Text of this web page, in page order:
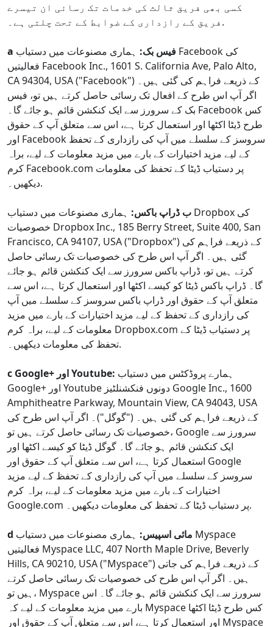
کسی بھی فریق ثالث کی خدمات تک رسائی ان تیسرے
فریق کے رازداری کے ضوابط کے تحت چلتی ہے۔.
a فیس بک: ہماری مصنوعات میں دستیاب Facebook کی
فعالیتیں Facebook Inc., 1601 S. California Ave, Palo Alto,
CA 94304, USA ("Facebook") کے ذریعے فراہم کی گئی ہیں۔
اگر آپ اس طرح کے افعال تک رسائی حاصل کرتے ہیں تو، فیس
بک کے سرورز سے ایک کنکشن قائم ہو جائے گا۔ Facebook کس
طرح ڈیٹا اکٹھا اور استعمال کرتا ہے، اس سے متعلق آپ کے حقوق
اور Facebook سروسز کے سلسلے میں آپ کی رازداری کے تحفظ
کے لیے مزید اختیارات کے بارے میں مزید معلومات کے لیے، براہ
کرم Facebook.com پر دستیاب ڈیٹا کے تحفظ کی معلومات
دیکھیں۔.
ب ڈراپ باکس: ہماری مصنوعات میں دستیاب Dropbox کی
خصوصیات Dropbox Inc., 185 Berry Street, Suite 400, San
Francisco, CA 94107, USA ("Dropbox") کے ذریعے فراہم کی
گئی ہیں۔ اگر آپ اس طرح کی خصوصیات تک رسائی حاصل
کرتے ہیں تو، ڈراپ باکس سرورز سے ایک کنکشن قائم ہو جائے
گا۔ ڈراپ باکس ڈیٹا کو کیسے اکٹھا اور استعمال کرتا ہے، اس سے
متعلق آپ کے حقوق اور ڈراپ باکس سروسز کے سلسلے میں آپ
کی رازداری کے تحفظ کے لیے مزید اختیارات کے بارے میں مزید
معلومات کے لیے، براہ کرم Dropbox.com پر دستیاب ڈیٹا کے
تحفظ کی معلومات دیکھیں۔.
c Google+ اور Youtube: ہمارے پروڈکٹس میں دستیاب
Google+ اور Youtube دونوں فنکشنلٹیز Google Inc., 1600
Amphitheatre Parkway, Mountain View, CA 94043, USA
کے ذریعے فراہم کی گئی ہیں۔ ("گوگل")۔ اگر آپ اس طرح کی
خصوصیات تک رسائی حاصل کرتے ہیں تو، Google سرورز سے
ایک کنکشن قائم ہو جائے گا۔ گوگل ڈیٹا کو کیسے اکٹھا اور
استعمال کرتا ہے، اس سے متعلق آپ کے حقوق اور Google
سروسز کے سلسلے میں آپ کی رازداری کے تحفظ کے لیے مزید
اختیارات کے بارے میں مزید معلومات کے لیے، براہ کرم
Google.com پر دستیاب ڈیٹا کے تحفظ کی معلومات دیکھیں۔.
d مائی اسپیس: ہماری مصنوعات میں دستیاب Myspace
فعالیتیں Myspace LLC, 407 North Maple Drive, Beverly
Hills, CA 90210, USA ("Myspace") کے ذریعے فراہم کی جاتی
ہیں۔ اگر آپ اس طرح کی خصوصیات تک رسائی حاصل کرتے
ہیں تو، Myspace سرورز سے ایک کنکشن قائم ہو جائے گا۔ اس
بارے میں مزید معلومات کے لیے کہ Myspace کس طرح ڈیٹا اکٹھا
اور استعمال کرتا ہے، اس سے متعلق آپ کے حقوق اور Myspace